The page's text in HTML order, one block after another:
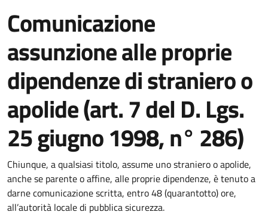
Comunicazione
assunzione alle proprie
dipendenze di straniero o
apolide (art. 7 del D. Lgs.
25 giugno 1998, n° 286)
Dettagli del documento
Chiunque, a qualsiasi titolo, assume uno straniero o apolide,
anche se parente o affine, alle proprie dipendenze, è tenuto a
darne comunicazione scritta, entro 48 (quarantotto) ore,
all’autorità locale di pubblica sicurezza.